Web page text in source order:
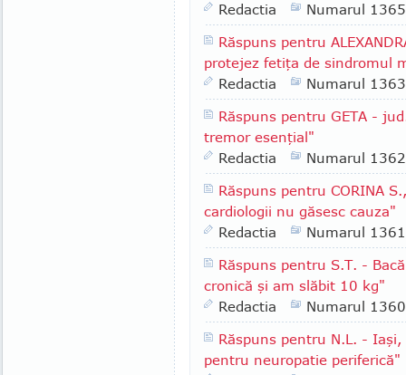
Redactia
Numarul 1365
Răspuns pentru
protejez fetiţa de sindromul
Redactia
Numarul 1363
Răspuns pentru GETA -
tremor esenţial"
Redactia
Numarul 1362
Răspuns pentru CORINA
cardiologii nu găsesc cauza"
Redactia
Numarul 1361
Răspuns pentru S.T. -
cronică şi am slăbit 10 kg"
Redactia
Numarul 1360
Răspuns pentru N.L. -
pentru neuropatie periferică"